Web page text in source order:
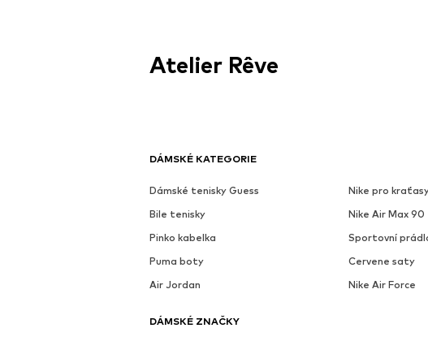
DÁMSKÉ KATEGORIE
Dámské tenisky Guess Nike pro
Bile tenisky
Nike Air Max 90
Pinko kabelka
Sportovní
Puma boty
Cervene saty
Air Jordan
Nike Air Force
DÁMSKÉ ZNAČKY
Atelier Rêve